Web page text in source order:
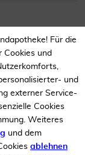
Für die
Cookies und
und
externer Service-
Cookies
Weiteres
und dem
ablehnen